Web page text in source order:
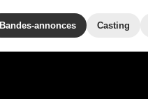
Bandes-annonces Casting